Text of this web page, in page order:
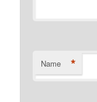
Name *